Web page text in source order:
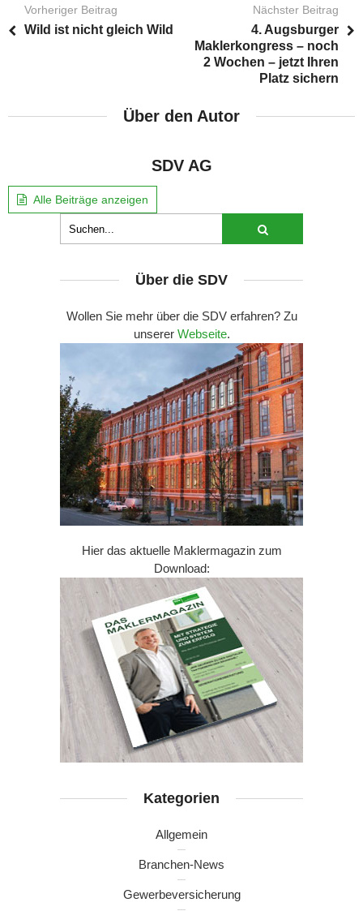
Vorheriger Beitrag
Wild ist nicht gleich Wild
Nächster Beitrag
4. Augsburger
Maklerkongress – noch
2 Wochen – jetzt Ihren
Platz sichern
Über den Autor
SDV AG
Alle Beiträge anzeigen
Über die SDV
Wollen Sie mehr über die SDV erfahren? Zu
unserer Webseite.
Hier das aktuelle Maklermagazin zum
Download:
Kategorien
Allgemein
Branchen-News
Gewerbeversicherung